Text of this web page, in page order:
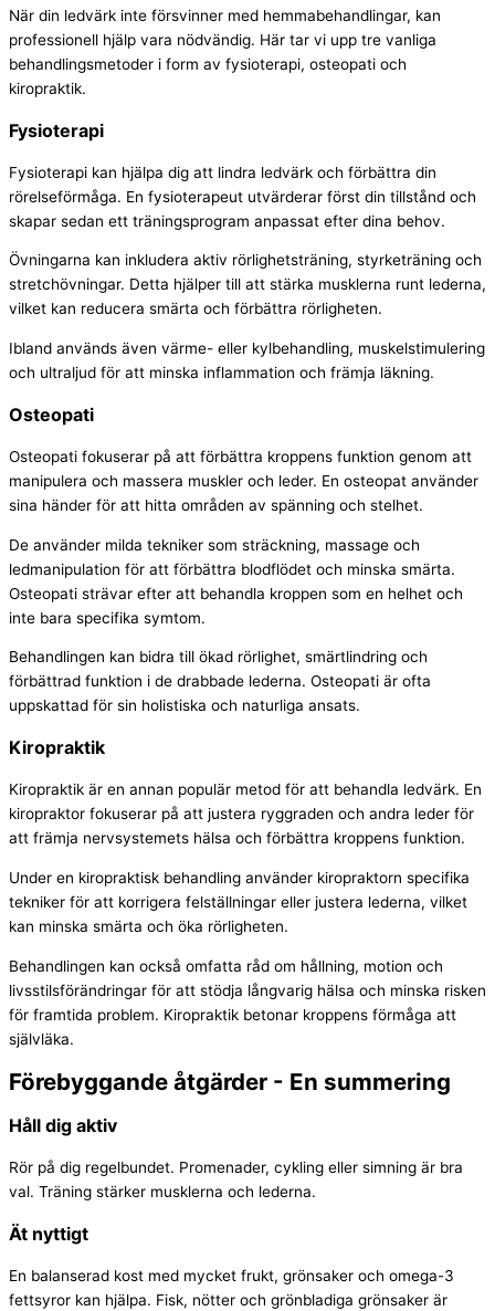
När din ledvärk inte försvinner med hemmabehandlingar, kan
professionell hjälp vara nödvändig. Här tar vi upp tre vanliga
behandlingsmetoder i form av fysioterapi, osteopati och
kiropraktik.
Fysioterapi
Fysioterapi kan hjälpa dig att lindra ledvärk och förbättra din
rörelseförmåga. En fysioterapeut utvärderar först din tillstånd och
skapar sedan ett träningsprogram anpassat efter dina behov.
Övningarna kan inkludera aktiv rörlighetsträning, styrketräning och
stretchövningar. Detta hjälper till att stärka musklerna runt lederna,
vilket kan reducera smärta och förbättra rörligheten.
Ibland används även värme- eller kylbehandling, muskelstimulering
och ultraljud för att minska inflammation och främja läkning.
Osteopati
Osteopati fokuserar på att förbättra kroppens funktion genom att
manipulera och massera muskler och leder. En osteopat använder
sina händer för att hitta områden av spänning och stelhet.
De använder milda tekniker som sträckning, massage och
ledmanipulation för att förbättra blodflödet och minska smärta.
Osteopati strävar efter att behandla kroppen som en helhet och
inte bara specifika symtom.
Behandlingen kan bidra till ökad rörlighet, smärtlindring och
förbättrad funktion i de drabbade lederna. Osteopati är ofta
uppskattad för sin holistiska och naturliga ansats.
Kiropraktik
Kiropraktik är en annan populär metod för att behandla ledvärk. En
kiropraktor fokuserar på att justera ryggraden och andra leder för
att främja nervsystemets hälsa och förbättra kroppens funktion.
Under en kiropraktisk behandling använder kiropraktorn specifika
tekniker för att korrigera felställningar eller justera lederna, vilket
kan minska smärta och öka rörligheten.
Behandlingen kan också omfatta råd om hållning, motion och
livsstilsförändringar för att stödja långvarig hälsa och minska risken
för framtida problem. Kiropraktik betonar kroppens förmåga att
självläka.
Förebyggande åtgärder - En summering
Håll dig aktiv
Rör på dig regelbundet. Promenader, cykling eller simning är bra
val. Träning stärker musklerna och lederna.
Ät nyttigt
En balanserad kost med mycket frukt, grönsaker och omega-3
fettsyror kan hjälpa. Fisk, nötter och grönbladiga grönsaker är